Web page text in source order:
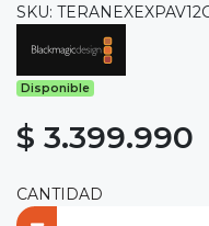
SKU:
Disponible
$ 3.399.990
CANTIDAD